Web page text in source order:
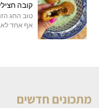
קובה
טוב החג
אף אחד
מתכונים חדשים